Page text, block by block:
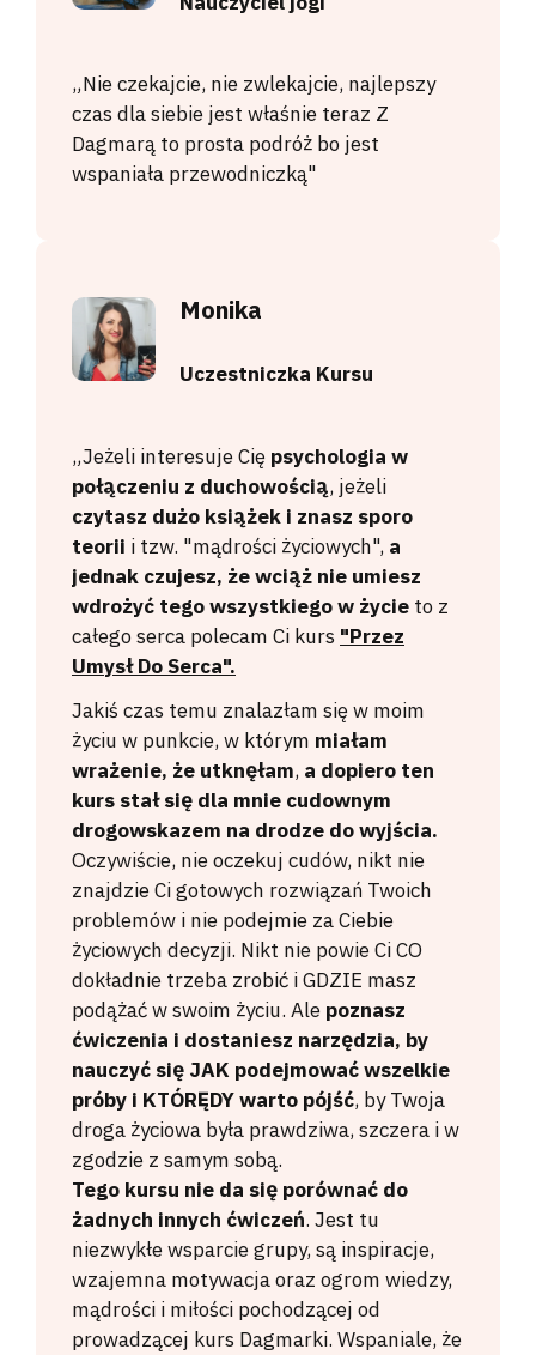
„Nie czekajcie, nie zwlekajcie, najlepszy
czas dla siebie jest właśnie teraz Z
Dagmarą to prosta podróż bo jest
wspaniała przewodniczką"
„Jeżeli interesuje Cię psychologia w
połączeniu z duchowością, jeżeli
czytasz dużo książek i znasz sporo
teorii i tzw. "mądrości życiowych", a
jednak czujesz, że wciąż nie umiesz
wdrożyć tego wszystkiego w życie to z
całego serca polecam Ci kurs "Przez
Umysł Do Serca".
Jakiś czas temu znalazłam się w moim
życiu w punkcie, w którym miałam
wrażenie, że utknęłam, a dopiero ten
kurs stał się dla mnie cudownym
drogowskazem na drodze do wyjścia.
Oczywiście, nie oczekuj cudów, nikt nie
znajdzie Ci gotowych rozwiązań Twoich
problemów i nie podejmie za Ciebie
życiowych decyzji. Nikt nie powie Ci CO
dokładnie trzeba zrobić i GDZIE masz
podążać w swoim życiu. Ale poznasz
ćwiczenia i dostaniesz narzędzia, by
nauczyć się JAK podejmować wszelkie
próby i KTÓRĘDY warto pójść, by Twoja
droga życiowa była prawdziwa, szczera i w
zgodzie z samym sobą.
Tego kursu nie da się porównać do
żadnych innych ćwiczeń. Jest tu
niezwykłe wsparcie grupy, są inspiracje,
wzajemna motywacja oraz ogrom wiedzy,
mądrości i miłości pochodzącej od
prowadzącej kurs Dagmarki. Wspaniale, że
Monika
Uczestniczka Kursu